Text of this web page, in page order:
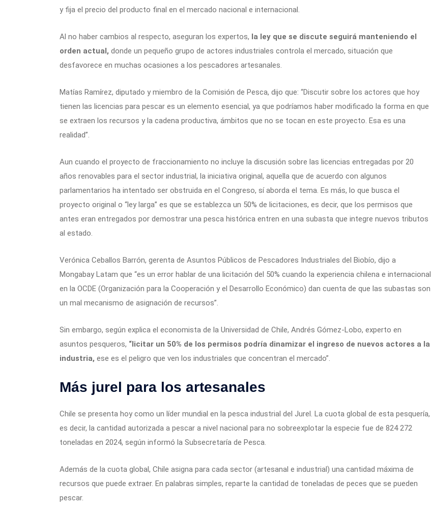
y fija el precio del producto final en el mercado nacional e internacional.
Al no haber cambios al respecto, aseguran los expertos, la ley que se discute seguirá manteniendo el
orden actual, donde un pequeño grupo de actores industriales controla el mercado, situación que
desfavorece en muchas ocasiones a los pescadores artesanales.
Matías Ramírez, diputado y miembro de la Comisión de Pesca, dijo que: “Discutir sobre los actores que hoy
tienen las licencias para pescar es un elemento esencial, ya que podríamos haber modificado la forma en que
se extraen los recursos y la cadena productiva, ámbitos que no se tocan en este proyecto. Esa es una
realidad”.
Aun cuando el proyecto de fraccionamiento no incluye la discusión sobre las licencias entregadas por 20
años renovables para el sector industrial, la iniciativa original, aquella que de acuerdo con algunos
parlamentarios ha intentado ser obstruida en el Congreso, sí aborda el tema. Es más, lo que busca el
proyecto original o “ley larga” es que se establezca un 50% de licitaciones, es decir, que los permisos que
antes eran entregados por demostrar una pesca histórica entren en una subasta que integre nuevos tributos
al estado.
Verónica Ceballos Barrón, gerenta de Asuntos Públicos de Pescadores Industriales del Biobío, dijo a
Mongabay Latam que “es un error hablar de una licitación del 50% cuando la experiencia chilena e internacional
en la OCDE (Organización para la Cooperación y el Desarrollo Económico) dan cuenta de que las subastas son
un mal mecanismo de asignación de recursos”.
Sin embargo, según explica el economista de la Universidad de Chile, Andrés Gómez-Lobo, experto en
asuntos pesqueros, “licitar un 50% de los permisos podría dinamizar el ingreso de nuevos actores a la
industria, ese es el peligro que ven los industriales que concentran el mercado”.
Más jurel para los artesanales
Chile se presenta hoy como un líder mundial en la pesca industrial del Jurel. La cuota global de esta pesquería,
es decir, la cantidad autorizada a pescar a nivel nacional para no sobreexplotar la especie fue de 824 272
toneladas en 2024, según informó la Subsecretaría de Pesca.
Además de la cuota global, Chile asigna para cada sector (artesanal e industrial) una cantidad máxima de
recursos que puede extraer. En palabras simples, reparte la cantidad de toneladas de peces que se pueden
pescar.